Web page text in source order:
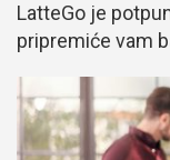
LatteGo je
pripremiće vam